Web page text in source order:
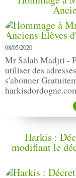
08/05/2020
Mr Salah Madjri -
utiliser des
s'abonner
Harkis :
modifiant le